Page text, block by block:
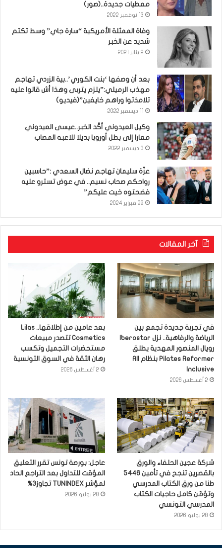
معطيات جديدة..(صور)
13 نوفمبر 2022
وفاة الممثلة الأمريكية “سارة جاي” وسط تكتم
شديد عن الخبر
2 يناير 2021
بعد أن وصفها ‘بنت الكوري’..بية الزردي تهاجم
مهذب الرميلي:”يلزم يتربى وهذا أش قالوا عليه
تلامذتوا وراهم خايفين”(فيديو)
وكيل العيدوني أكّد الخبر..عيسى العيدوني
معارا إلى بطل أوروبا بديلا للاعبه المصاب
3 ديسمبر 2022
عزّة سليمان تهاجم نضال السعدي :”حاسبين
رواحكم صحاب نسيم.. في عوض تسترو عليه
فضحتوه خيت عليكم”
29 فبراير 2024
آخر المقالات
في تجربة جديدة تجمع بين
رويال المنصور المهدية يطلق
Pilates Reformer بنظام All
Inclusive
2 أغسطس 2026
بعد عامين من إطلاقها.. Lilas
Cosmetics تتصدر مبيعات
مستحضرات التجميل وتكسب
رهان الثقة في السوق التونسية
2 أغسطس 2026
شركة عجين الحلفاء والورق
بالقصرين تنجح في تأمين 5446
طنا من ورق الكتاب المدرسي
وتؤمّن كامل حاجيات الكتاب
المدرسي التونسي
28 يوليو 2026
عاجل: بورصة تونس تقرر التعليق
المؤقت للتداول بعد التراجع الحاد
لمؤشر TUNINDEX تجاوز3%
28 يوليو 2026